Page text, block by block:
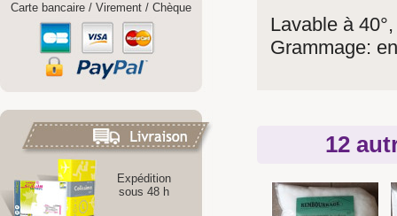
Carte bancaire / Virement / Chèque
Expédition
sous 48 h
Lavable à
Grammage:
12